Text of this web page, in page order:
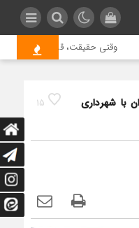
وقتی حقیقت، قربانی بازدید
15
با شهرداری